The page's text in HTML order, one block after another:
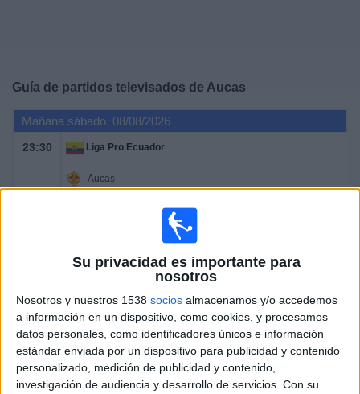
Su privacidad es importante para
nosotros
Nosotros y nuestros 1538 socios almacenamos y/o accedemos
a información en un dispositivo, como cookies, y procesamos
datos personales, como identificadores únicos e información
estándar enviada por un dispositivo para publicidad y contenido
personalizado, medición de publicidad y contenido,
investigación de audiencia y desarrollo de servicios. Con su
Guía de partidos televisados de Aucas
Mañana sábado, 08/08/2026
23:30 Liga Pro Ecuador
Aucas
Zapping Internacional
Domingo, 16/08/2026
Aucas
LDU Quito
Zapping Internacional
Noticias